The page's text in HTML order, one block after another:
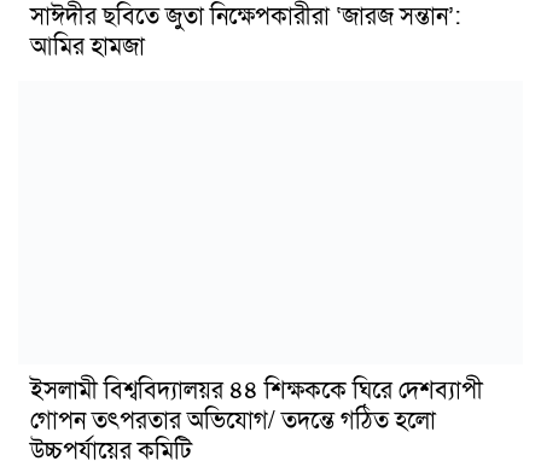
সাঈদীর ছবিতে জুতা নিক্ষেপকারীরা ‘জারজ সন্তান’:
আমির হামজা
ইসলামী বিশ্ববিদ্যালয়র ৪৪ শিক্ষককে ঘিরে দেশব্যাপী
গোপন তৎপরতার অভিযোগ/ তদন্তে গঠিত হলো
উচ্চপর্যায়ের কমিটি